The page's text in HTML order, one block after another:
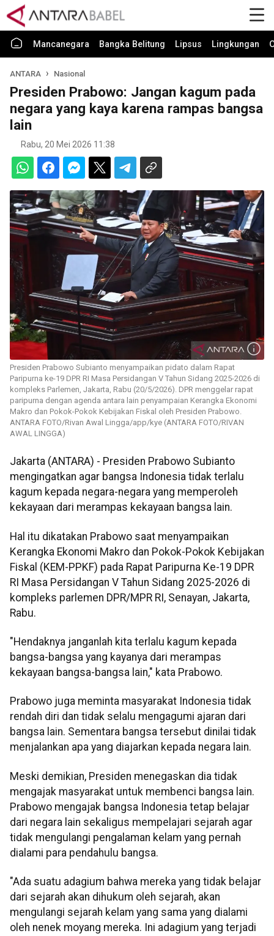
Mancanegara Bangka Belitung Lipsus Lingkungan
ANTARA Nasional
Presiden Prabowo: Jangan kagum pada
negara yang kaya karena rampas bangsa
lain
Rabu, 20 Mei 2026 11:38
Presiden Prabowo Subianto menyampaikan pidato dalam Rapat
Paripurna ke-19 DPR RI Masa Persidangan V Tahun Sidang 2025-2026 di
kompleks Parlemen, Jakarta, Rabu (20/5/2026). DPR menggelar rapat
paripurna dengan agenda antara lain penyampaian Kerangka Ekonomi
Makro dan Pokok-Pokok Kebijakan Fiskal oleh Presiden Prabowo.
ANTARA FOTO/Rivan Awal Lingga/app/kye (ANTARA FOTO/RIVAN
AWAL LINGGA)
Jakarta (ANTARA) - Presiden Prabowo Subianto
mengingatkan agar bangsa Indonesia tidak terlalu
kagum kepada negara-negara yang memperoleh
kekayaan dari merampas kekayaan bangsa lain.
Hal itu dikatakan Prabowo saat menyampaikan
Kerangka Ekonomi Makro dan Pokok-Pokok Kebijakan
Fiskal (KEM-PPKF) pada Rapat Paripurna Ke-19 DPR
RI Masa Persidangan V Tahun Sidang 2025-2026 di
kompleks parlemen DPR/MPR RI, Senayan, Jakarta,
Rabu.
"Hendaknya janganlah kita terlalu kagum kepada
bangsa-bangsa yang kayanya dari merampas
kekayaan bangsa-bangsa lain," kata Prabowo.
Prabowo juga meminta masyarakat Indonesia tidak
rendah diri dan tidak selalu mengagumi ajaran dari
bangsa lain. Sementara bangsa tersebut dinilai tidak
menjalankan apa yang diajarkan kepada negara lain.
Meski demikian, Presiden menegaskan dia tidak
mengajak masyarakat untuk membenci bangsa lain.
Prabowo mengajak bangsa Indonesia tetap belajar
dari negara lain sekaligus mempelajari sejarah agar
tidak mengulangi pengalaman kelam yang pernah
dialami para pendahulu bangsa.
"Ada suatu adagium bahwa mereka yang tidak belajar
dari sejarah akan dihukum oleh sejarah, akan
mengulangi sejarah kelam yang sama yang dialami
oleh nenek moyang mereka. Ini adagium yang terjadi